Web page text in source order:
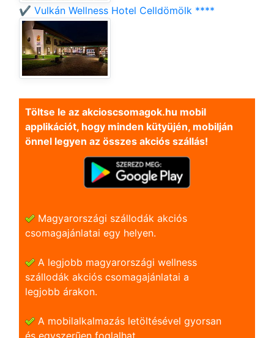
✔️ Vulkán Wellness Hotel Celldömölk ****
Töltse le az akcioscsomagok.hu mobil
applikációt, hogy minden kütyüjén, mobilján
önnel legyen az összes akciós szállás!
Magyarországi szállodák akciós
csomagajánlatai egy helyen.
A legjobb magyarországi wellness
szállodák akciós csomagajánlatai a
legjobb árakon.
A mobilalkalmazás letöltésével gyorsan
és egyszerũen foglalhat.